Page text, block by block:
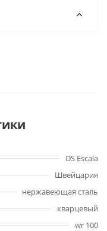
DS Escala
Швейцария
нержавеющая сталь
кварцевый
wr 100